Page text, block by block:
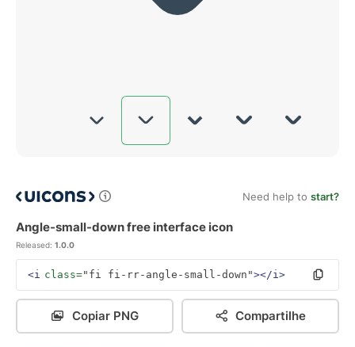
Need help to start?
Angle-small-down free interface icon
Released: 1.0.0
<i class="fi fi-rr-angle-small-down"></i>
Copiar PNG Compartilhe